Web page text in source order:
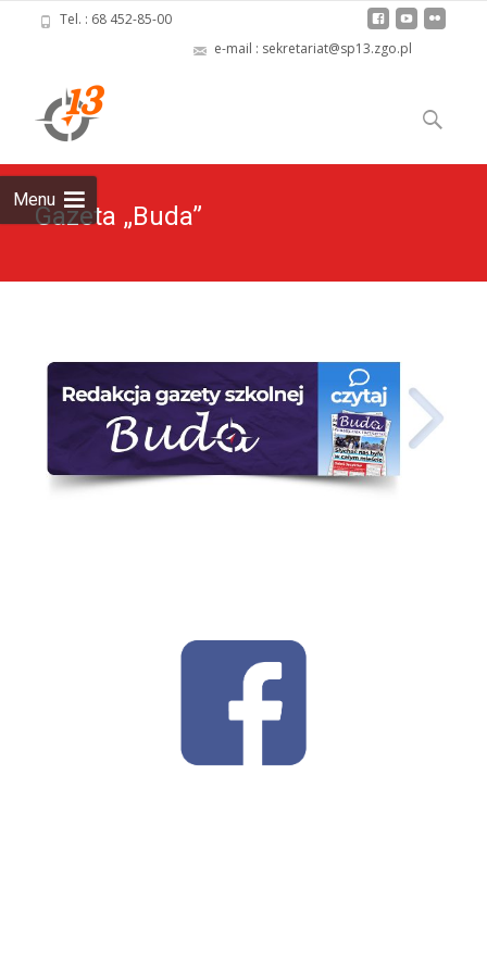
Tel. : 68 452-85-00
e-mail : sekretariat@sp13.zgo.pl
Menu
to
content
Szukaj:
Gazeta „Buda”